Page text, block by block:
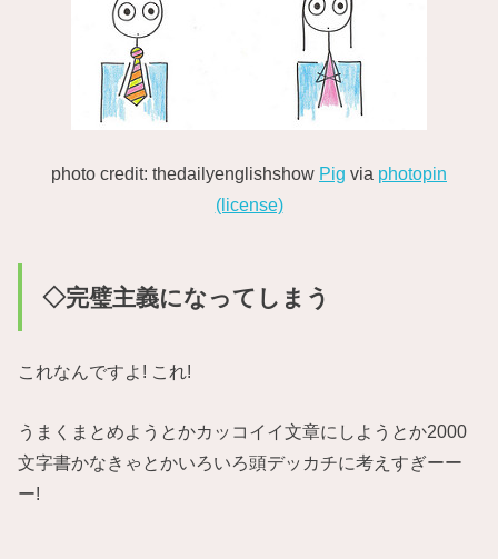
photo credit: thedailyenglishshow Pig via photopin
(license)
◇完璧主義になってしまう
これなんですよ! これ!
うまくまとめようとかカッコイイ文章にしようとか2000
文字書かなきゃとかいろいろ頭デッカチに考えすぎーー
ー!